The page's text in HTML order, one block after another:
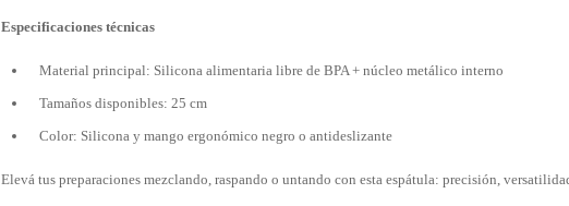
Especificaciones técnicas
Material principal: Silicona alimentaria libre de BPA + núcleo metálico interno
Tamaños disponibles: 25 cm
Color: Silicona y mango ergonómico negro o antideslizante
Elevá tus preparaciones mezclando, raspando o untando con esta espátula: precisión,